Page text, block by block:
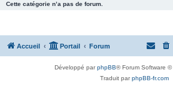
Cette catégorie n’a pas de forum.
Accueil Portail Forum
Développé parphpBB® Forum Software ©
Traduit parphpBB-fr.com